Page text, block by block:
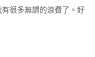
很多無謂的浪費了。好